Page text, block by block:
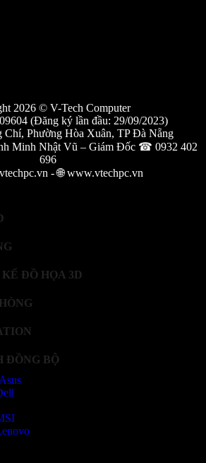
2026 © V-Tech Computer
(Đăng ký lần đầu: 29/09/2023)
Chí, Phường Hòa Xuân, TP Đà Nẵng
Minh Nhật Vũ – Giám Đốc ☎ 0932 402
696
- 🌐 www.vtechpc.vn
ĐỒ HỌA 3D
ĐỒNG BỘ